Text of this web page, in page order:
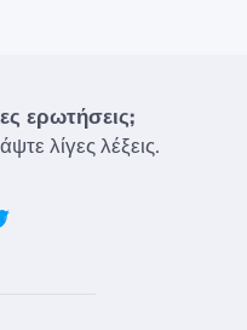
ερωτήσεις;
λίγες λέξεις.